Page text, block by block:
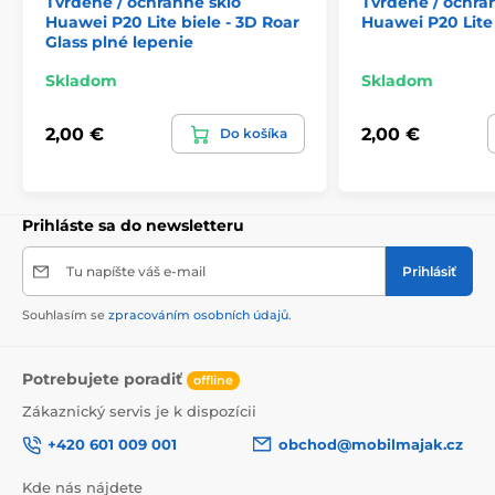
Huawei P20 Lite biele - 3D Roar
Glass plné lepenie
Skladom
2,00 € Do košíka
Huawei P20 Lite
Skladom
2,00 €
Prihláste sa do newsletteru
Tu napíšte váš e-mail Prihlásiť
Souhlasím se zpracováním osobních údajů.
Potrebujete poradiť offline
Zákaznický servis je k dispozícii
+420 601 009 001
obchod@mobilmajak.cz
Kde nás nájdete